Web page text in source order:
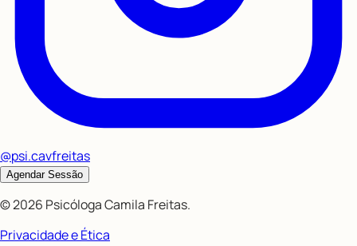
@psi.cavfreitas
Agendar Sessão
©2026 Psicóloga Camila Freitas.
Privacidade e Ética